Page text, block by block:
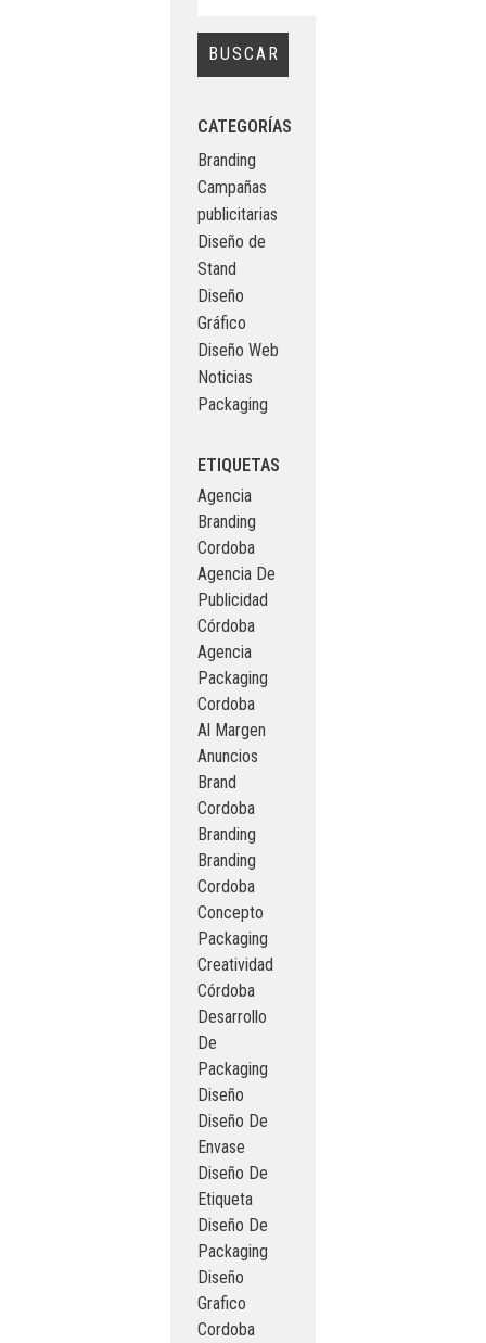
CATEGORÍAS
Branding
Campañas
publicitarias
Diseño de
Stand
Diseño
Gráfico
Diseño Web
Noticias
Packaging
ETIQUETAS
Agencia
Branding
Cordoba
Agencia De
Publicidad
Córdoba
Agencia
Packaging
Cordoba
Al Margen
Anuncios
Brand
Cordoba
Branding
Branding
Cordoba
Concepto
Packaging
Creatividad
Córdoba
Desarrollo
De
Packaging
Diseño
Diseño De
Envase
Diseño De
Etiqueta
Diseño De
Packaging
Diseño
Grafico
Cordoba